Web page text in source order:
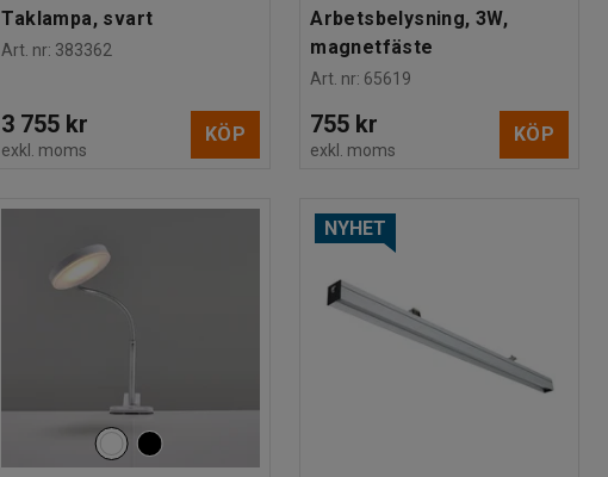
Taklampa, svart
Art. nr: 383362
3 755 kr
exkl. moms
KÖP
Arbetsbelysning, 3W,
magnetfäste
Art. nr: 65619
755 kr
exkl. moms
KÖP
NYHET